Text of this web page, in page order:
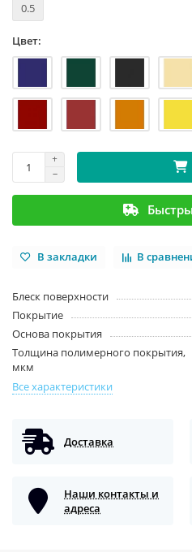
0.5
Цвет:
В закладки В
Блеск поверхности
Покрытие
Основа покрытия
Толщина полимерного покрытия,
мкм
Все характеристики
Доставка
Наши контакты и
адреса